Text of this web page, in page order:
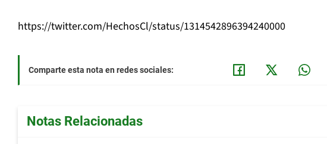
https://twitter.com/HechosCl/status/1314542896394240000
Comparte esta nota en redes sociales:
Notas Relacionadas